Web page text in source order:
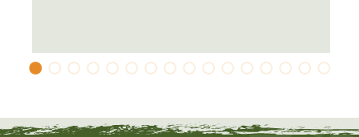
kann in der Übergangszeit direkt als erste Schicht
getragen werden.
Das verarbeitete Ullfrotté Original Material besteht aus